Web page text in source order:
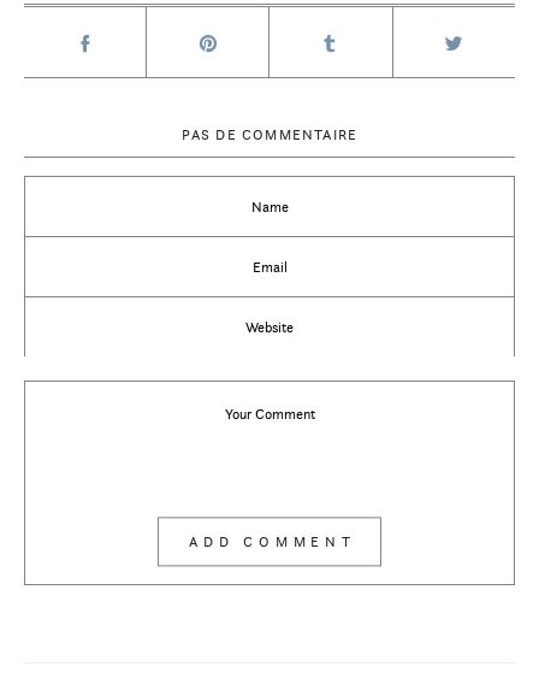
PAS DE COMMENTAIRE